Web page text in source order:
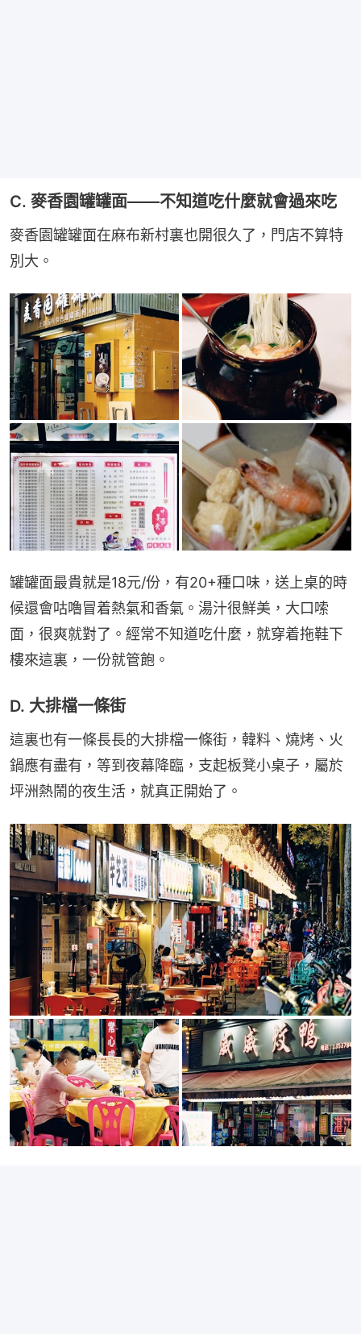
C. 麥香園罐罐面——不知道吃什麼就會過來吃
麥香園罐罐面在麻布新村裏也開很久了，門店不算特
別大。
罐罐面最貴就是18元/份，有20+種口味，送上桌的時
候還會咕嚕冒着熱氣和香氣。湯汁很鮮美，大口嗦
面，很爽就對了。經常不知道吃什麼，就穿着拖鞋下
樓來這裏，一份就管飽。
D. 大排檔一條街
這裏也有一條長長的大排檔一條街，韓料、燒烤、火
鍋應有盡有，等到夜幕降臨，支起板凳小桌子，屬於
坪洲熱鬧的夜生活，就真正開始了。